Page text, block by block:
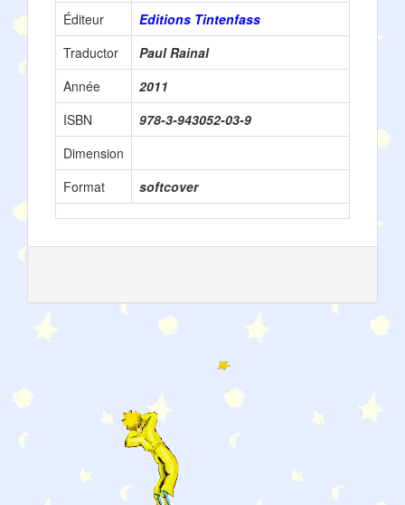
Éditeur
Editions Tintenfass
Traductor
Paul Rainal
Année
2011
ISBN
978-3-943052-03-9
Dimension
Format
softcover